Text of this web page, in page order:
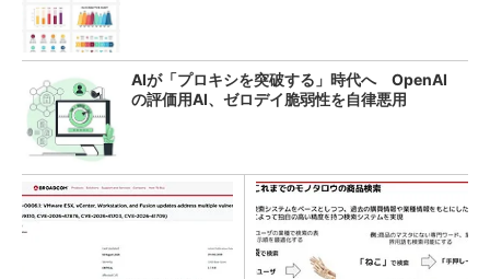
AIが「プロキシを突破する」時代へ OpenAI
の評価用AI、ゼロデイ脆弱性を自律悪用